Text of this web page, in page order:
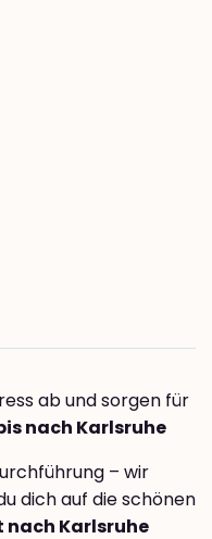
ab und sorgen für
nach Karlsruhe
– wir
dich auf die schönen
nach Karlsruhe